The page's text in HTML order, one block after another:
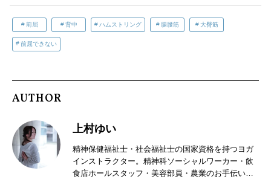
前屈 背中 ハムストリング 腸腰筋 大臀筋
前屈できない
AUTHOR
上村ゆい
精神保健福祉士・社会福祉士の国家資格を持つヨガ
インストラクター。精神科ソーシャルワーカー・飲
食店ホールスタッフ・美容部員・農業のお手伝いな